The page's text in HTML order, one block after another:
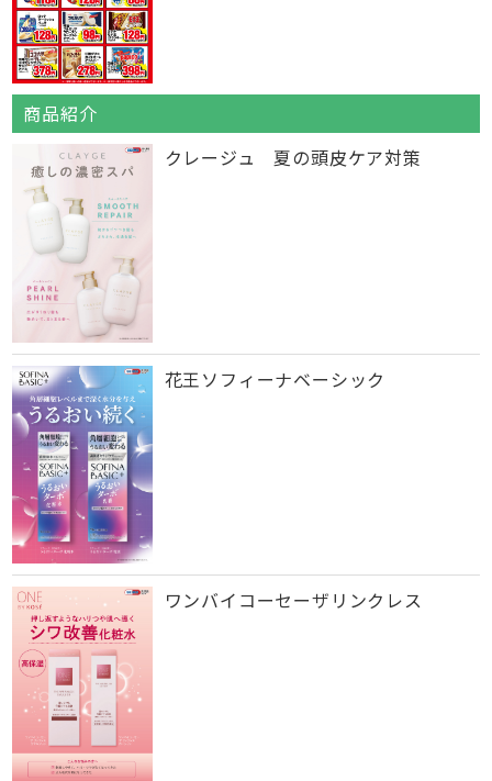
商品紹介
クレージュ 夏の頭皮ケア対策
花王ソフィーナベーシック
ワンバイコーセーザリンクレス